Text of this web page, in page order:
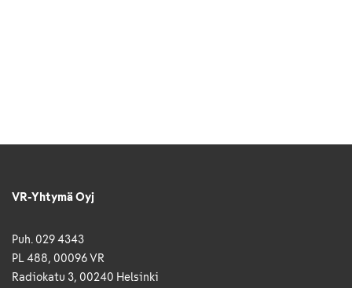
VR-Yhtymä Oyj
Puh. 029 4343
PL 488, 00096 VR
Radiokatu 3, 00240 Helsinki